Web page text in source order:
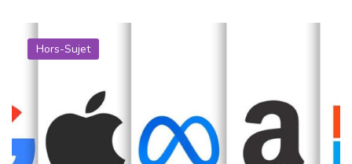
Hors-Sujet